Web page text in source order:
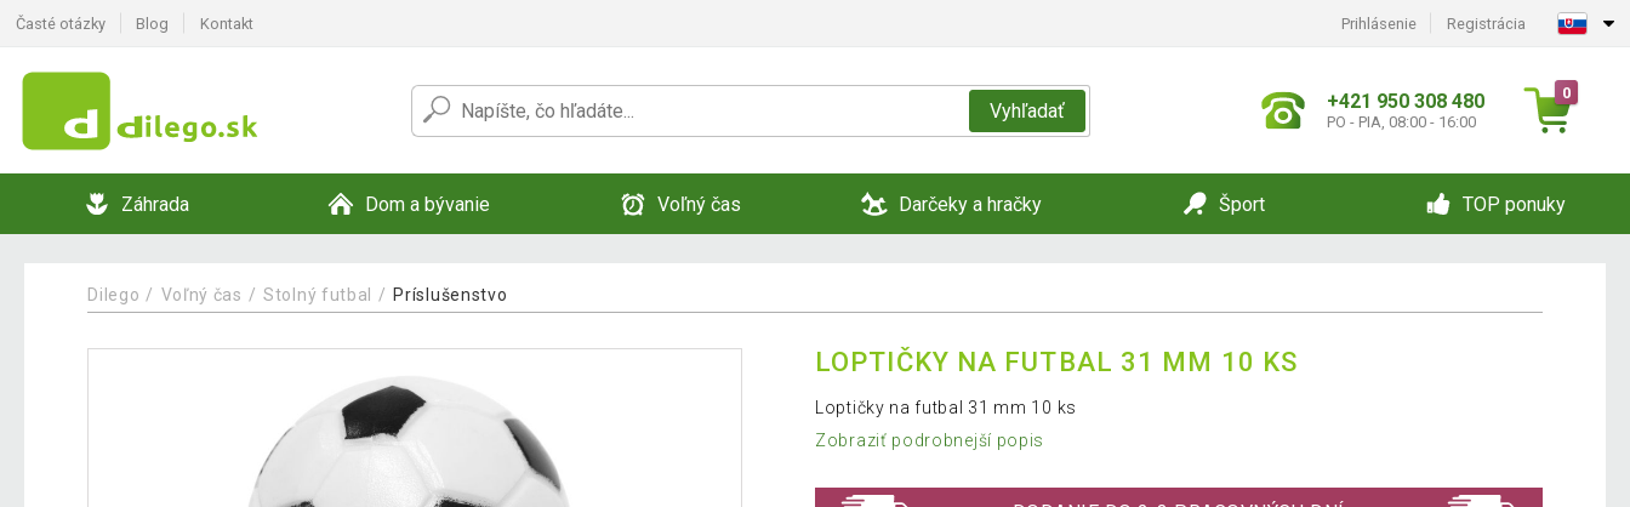
Časté otázky Blog Kontakt Prihlásenie Registrácia
Vyhľadať +421 950 308 480
PO - PIA, 08:00 - 16:00
0
Záhrada Dom a bývanie Voľný čas Darčeky a hračky Šport TOP ponuky
Dilego Voľný čas Stolný futbal Príslušenstvo
LOPTIČKY NA FUTBAL 31 MM 10 KS
Loptičky na futbal 31 mm 10 ks
Zobraziť podrobnejší popis